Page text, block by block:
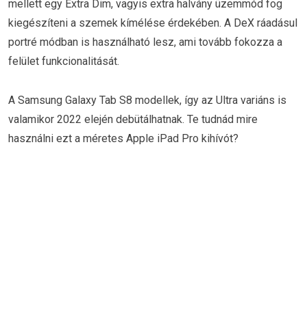
mellett egy Extra Dim, vagyis extra halvány üzemmód fog
kiegészíteni a szemek kímélése érdekében. A DeX ráadásul
portré módban is használható lesz, ami tovább fokozza a
felület funkcionalitását.
A Samsung Galaxy Tab S8 modellek, így az Ultra variáns is
valamikor 2022 elején debütálhatnak. Te tudnád mire
használni ezt a méretes Apple iPad Pro kihívót?